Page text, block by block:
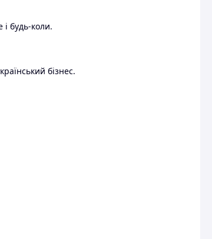
будь-коли.
бізнес.